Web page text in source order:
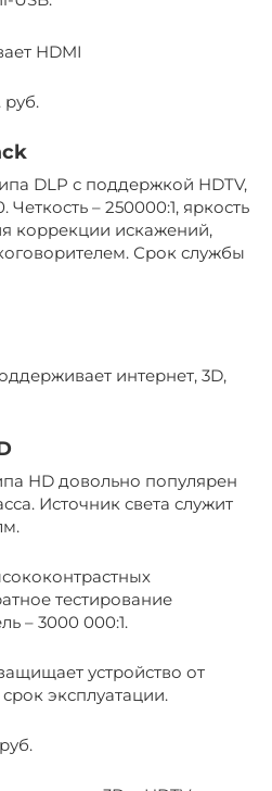
HDMI
руб.
DLP с поддержкой HDTV,
– 250000:1, яркость
коррекции искажений,
Срок службы
интернет, 3D,
HD довольно популярен
Источник света служит
тестирование
– 3000 000:1.
устройство от
эксплуатации.